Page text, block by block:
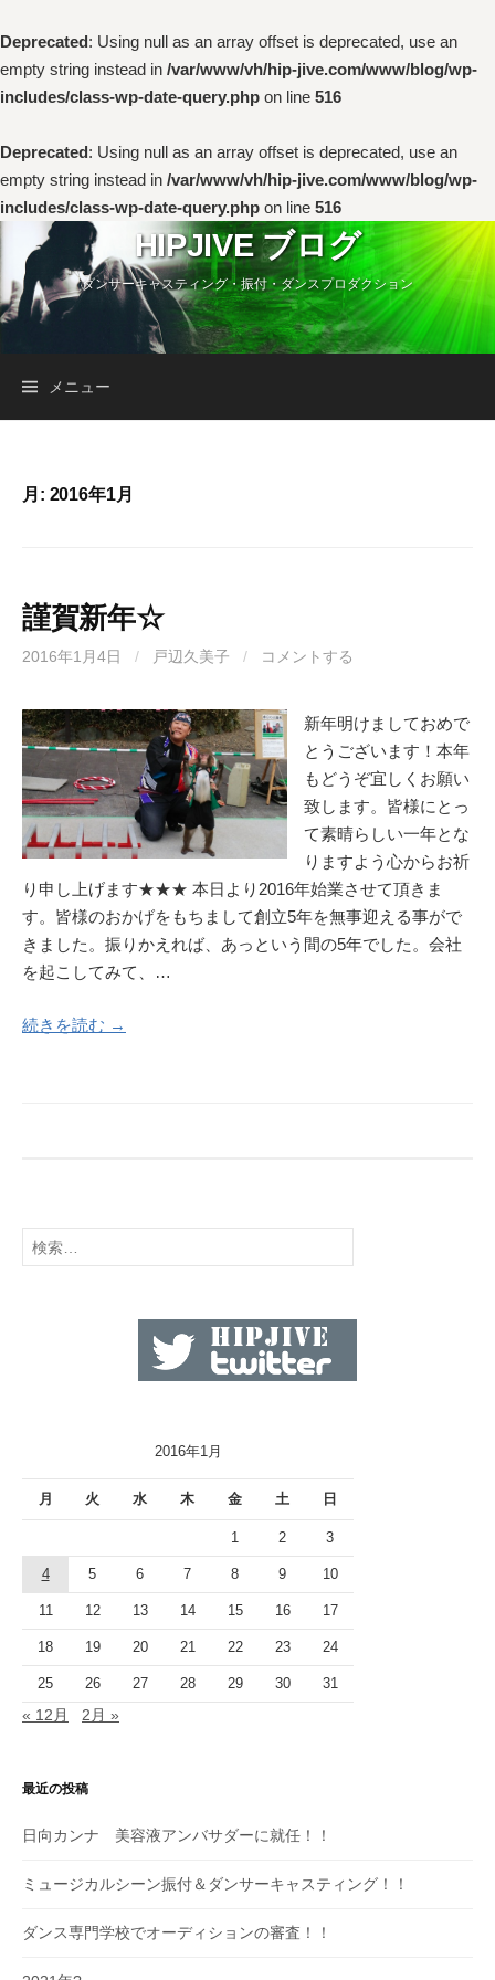
Deprecated: Using null as an array offset is deprecated, use an
empty string instead in /var/www/vh/hip-jive.com/www/blog/wp-
includes/class-wp-date-query.php on line 516
Deprecated: Using null as an array offset is deprecated, use an
empty string instead in /var/www/vh/hip-jive.com/www/blog/wp-
includes/class-wp-date-query.php on line 516
テ
ン
HIPJIVE ブログ
ダンサーキャスティング・振付・ダンスプロダクション
メニュー
月: 2016年1月
謹賀新年☆
2016年1月4日 / 戸辺久美子 / コメントする
新年明けましておめで
とうございます！本年
もどうぞ宜しくお願い
致します。皆様にとっ
て素晴らしい一年とな
りますよう心からお祈
り申し上げます★★★ 本日より2016年始業させて頂きま
す。皆様のおかげをもちまして創立5年を無事迎える事がで
きました。振りかえれば、あっという間の5年でした。会社
を起こしてみて、…
続きを読む →
検
索:
2016年1月
月 火 水 木 金 土 日
1 2 3
4 5 6 7 8 9 10
11 12 13 14 15 16 17
18 19 20 21 22 23 24
25 26 27 28 29 30 31
« 12月 2月 »
最近の投稿
日向カンナ 美容液アンバサダーに就任！！
ミュージカルシーン振付＆ダンサーキャスティング！！
ダンス専門学校でオーディションの審査！！